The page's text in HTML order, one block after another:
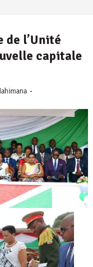
de l’Unité
capitale
-